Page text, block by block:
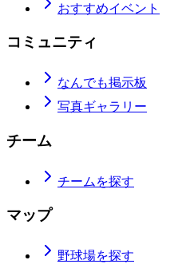
おすすめイベント
コミュニティ
なんでも掲示板
写真ギャラリー
チーム
チームを探す
マップ
野球場を探す